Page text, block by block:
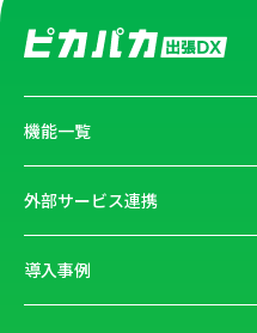
機能一覧
外部サービス連携
導入事例